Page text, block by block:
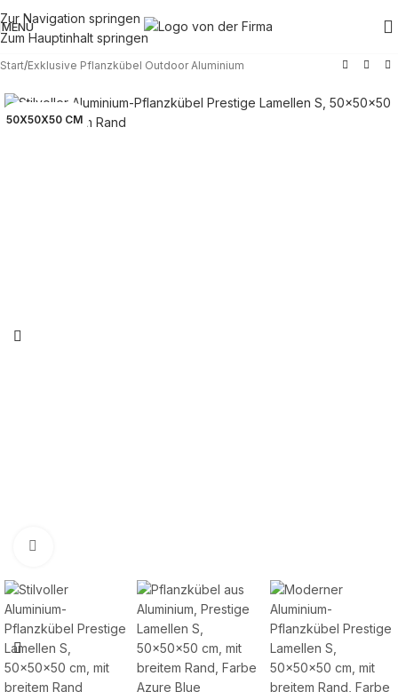
Zur Navigation springen
Zum Hauptinhalt springen
MENÜ
Start/Exklusive Pflanzkübel Outdoor Aluminium
50X50X50 CM